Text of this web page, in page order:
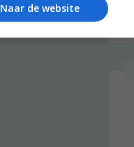
Naar de website